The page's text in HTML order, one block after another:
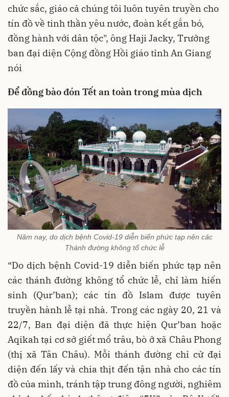
chức sắc, giáo cả chúng tôi luôn tuyên truyền cho
tín đồ về tinh thần yêu nước, đoàn kết gắn bó,
đồng hành với dân tộc", ông Haji Jacky, Trưởng
ban đại diện Cộng đồng Hồi giáo tỉnh An Giang
nói
Để đồng bào đón Tết an toàn trong mùa dịch
Năm nay, do dịch bệnh Covid-19 diễn biến phức tạp nên các
Thánh đường không tổ chức lễ
“Do dịch bệnh Covid-19 diễn biến phức tạp nên
các thánh đường không tổ chức lễ, chỉ làm hiến
sinh (Qur’ban); các tín đồ Islam được tuyên
truyền hành lễ tại nhà. Trong các ngày 20, 21 và
22/7, Ban đại diện đã thực hiện Qur’ban hoặc
Aqikah tại cơ sở giết mổ trâu, bò ở xã Châu Phong
(thị xã Tân Châu). Mỗi thánh đường chỉ cử đại
diện đến lấy và chia thịt đến tận nhà cho các tín
đồ của mình, tránh tập trung đông người, nghiêm